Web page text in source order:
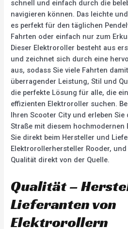
schnell und einfach durch die
navigieren können. Das leichte
es perfekt für den täglichen
Fahrten oder einfach nur zum
Dieser Elektroroller besteht aus
und zeichnet sich durch eine
aus, sodass Sie viele Fahrten
überragender Leistung, Stil und
die perfekte Lösung für alle, die
effizienten Elektroroller suchen.
Ihren Scooter City und erleben
Straße mit diesem hochmodernen
Sie direkt beim Hersteller und
Elektrorollerhersteller Rooder,
Qualität direkt von der Quelle.
Qualität –
Lieferanten von
Elektrorollern